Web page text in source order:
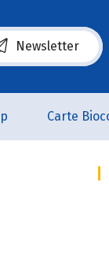
Newsletter
dans une
Carte